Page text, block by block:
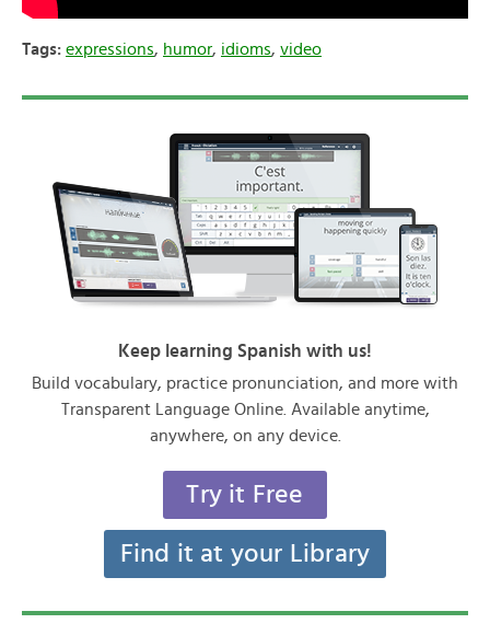
Tags: expressions, humor, idioms, video
Keep learning Spanish with us!
Build vocabulary, practice pronunciation, and more with
Transparent Language Online. Available anytime,
anywhere, on any device.
Try it Free
Find it at your Library